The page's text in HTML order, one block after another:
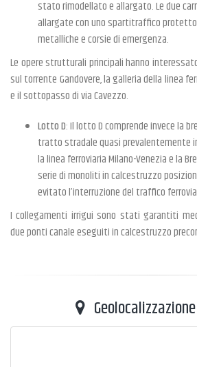
stato rimodellato e allargato. Le due
allargate con uno spartitraffico protetto
metalliche e corsie di emergenza.
Le opere strutturali principali hanno
sul torrente Gandovere, la galleria della linea
e il sottopasso di via Cavezzo.
Lotto D: Il lotto D comprende invece la
tratto stradale quasi prevalentemente
la linea ferroviaria Milano-Venezia e la
serie di monoliti in calcestruzzo
evitato l’interruzione del traffico
I collegamenti irrigui sono stati garantiti
due ponti canale eseguiti in calcestruzzo
Geolocalizzazione